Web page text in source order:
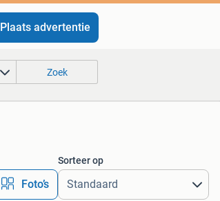
Plaats advertentie
Zoek
Foto’s
Sorteer op